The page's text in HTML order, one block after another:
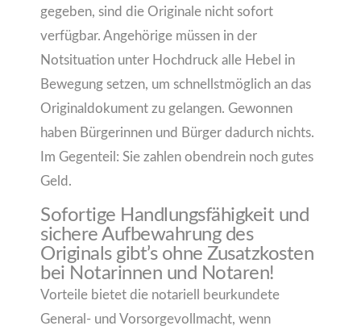
gegeben, sind die Originale nicht sofort
verfügbar. Angehörige müssen in der
Notsituation unter Hochdruck alle Hebel in
Bewegung setzen, um schnellstmöglich an das
Originaldokument zu gelangen. Gewonnen
haben Bürgerinnen und Bürger dadurch nichts.
Im Gegenteil: Sie zahlen obendrein noch gutes
Geld.
Sofortige Handlungsfähigkeit und
sichere Aufbewahrung des
Originals gibt’s ohne Zusatzkosten
bei Notarinnen und Notaren!
Vorteile bietet die notariell beurkundete
General- und Vorsorgevollmacht, wenn